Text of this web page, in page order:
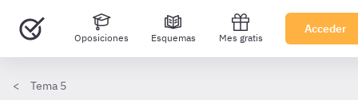
Oposiciones Esquemas Mes gratis
Acceder
Tema 5